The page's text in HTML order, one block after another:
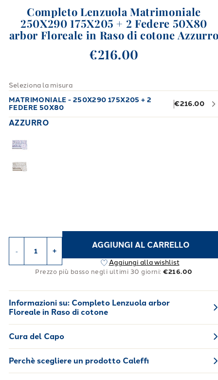
Completo Lenzuola Matrimoniale
250X290 175X205 + 2 Federe 50X80
arbor Floreale in Raso di cotone
€216.00
Seleziona la misura
MATRIMONIALE - 250X290 175X205 + 2
FEDERE 50X80
€216.00
AZZURRO
- +
AGGIUNGI AL CARRELLO
Aggiungi alla wishlist
Prezzo più basso negli ultimi 30 giorni: €216.00
Informazioni su: Completo Lenzuola arbor
Floreale in Raso di cotone
Cura del Capo
Perchè scegliere un prodotto Caleffi